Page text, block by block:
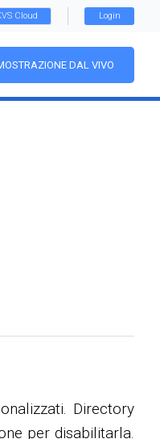
Cloud Login
DAL VIVO
Directory
per disabilitarla.